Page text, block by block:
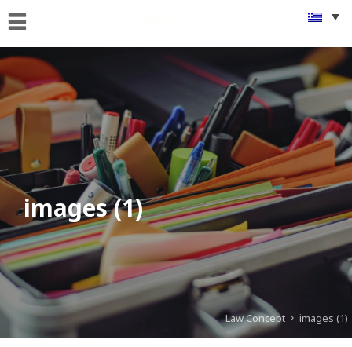
images (1)
Law Concept images (1)
ΕΙΜΑΣΤΕ
ΤΙ
ΚΑΝΟΥΜΕ
FAMus
Project
GDPR
ΝΕΑ
ΟΜΟΓΕΝΕΙΑ
ΕΠΙΚΟΙΝΩΝΙΑ